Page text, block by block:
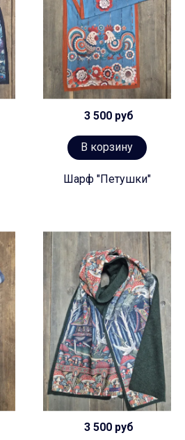
3 500 руб
В корзину
Шарф "Петушки"
3 500 руб